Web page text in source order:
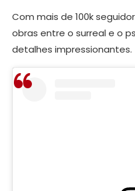
Com mais de 100k
obras entre o surreal e o
detalhes impressionantes.